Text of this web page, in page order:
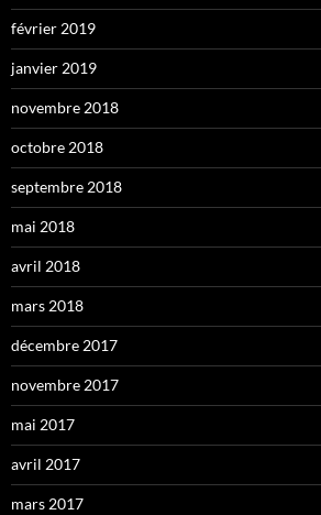
février 2019
janvier 2019
novembre 2018
octobre 2018
septembre 2018
mai 2018
avril 2018
mars 2018
décembre 2017
novembre 2017
mai 2017
avril 2017
mars 2017